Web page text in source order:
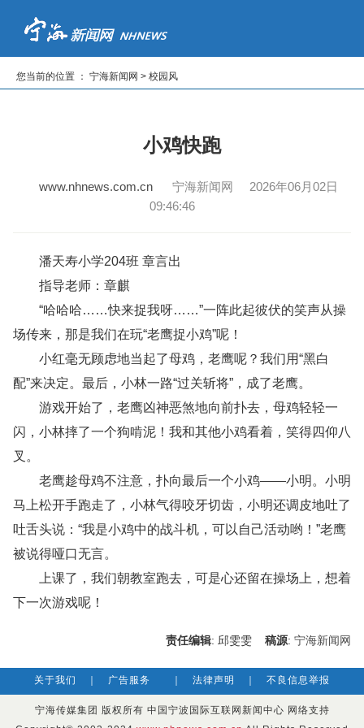
首页 | 新闻 | 专题 | 读报纸
您当前的位置 ： 宁海新闻网 > 校园风
小鸡快跑
www.nhnews.com.cn宁海新闻网 2026年06月02日
09:46:46
潘天寿小学204班 章言出
指导老师：章麒
“哈哈哈……快来捉我呀……”一阵此起彼伏的笑声从操
场传来，那是我们在玩“老鹰捉小鸡”呢！
小红毫无顾虑地当起了母鸡，老鹰呢？我们用“黑白
配”来决定。最后，小林一路“过关斩将”，成了老鹰。
游戏开始了，老鹰凶神恶煞地向前扑去，母鸡轻轻一
闪，小林摔了一个狗啃泥！我和其他小鸡看着，笑得四仰八
叉。
老鹰趁母鸡不注意，扑向最后一个小鸡——小明。小明
马上松开手跑走了，小林气得咬牙切齿，小明还调皮地吐了
吐舌头说：“我是小鸡中的战斗机，可以自己活动哟！”老鹰
被说得哑口无言。
上课了，我们朝教室跑去，可是心还留在操场上，想着
下一次游戏呢！
责任编辑: 邱雯雯 稿源: 宁海新闻网
关于我们 广告服务 法律声明 不良信息举报
宁海传媒集团 版权所有 中国宁波国际互联网新闻中心 网络支持